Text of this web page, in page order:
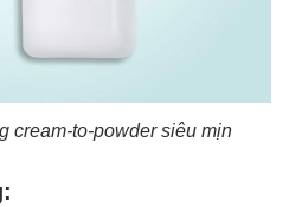
cream-to-powder siêu mịn